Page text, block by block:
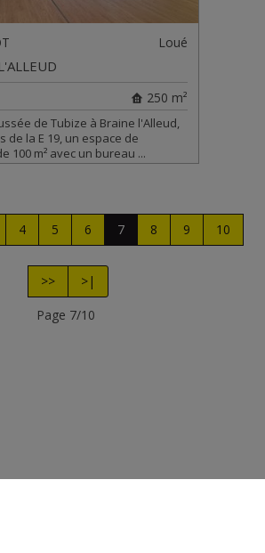
Loué
250 m²
de Tubize à Braine l'Alleud,
de la E 19, un espace de
100 m² avec un bureau ...
4 5 6 7 8 9 10
>>
>|
Page 7/10